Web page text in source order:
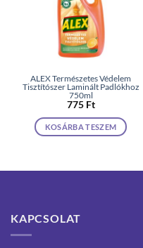
ALEX Természetes Védelem
Tisztítószer Laminált Padlókhoz
750ml
775 Ft
KOSÁRBA TESZEM
KAPCSOLAT